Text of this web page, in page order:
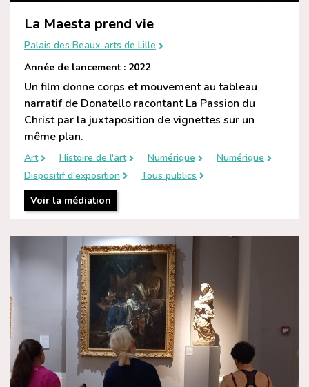
La Maesta prend vie
Palais des Beaux-arts de Lille
Année de lancement : 2022
Un film donne corps et mouvement au tableau
narratif de Donatello racontant La Passion du
Christ par la juxtaposition de vignettes sur un
même plan.
Art Histoire de l'art Numérique
Numérique
Dispositif d'exposition
Tous publics
Voir la médiation